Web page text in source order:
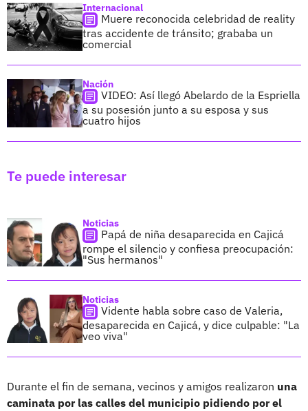
Internacional
Muere reconocida celebridad de reality
tras accidente de tránsito; grababa un
comercial
Nación
VIDEO: Así llegó Abelardo de la Espriella
a su posesión junto a su esposa y sus
cuatro hijos
Te puede interesar
Noticias
Papá de niña desaparecida en Cajicá
rompe el silencio y confiesa preocupación:
"Sus hermanos"
Noticias
Vidente habla sobre caso de Valeria,
desaparecida en Cajicá, y dice culpable: "La
veo viva"
Durante el fin de semana, vecinos y amigos realizaron una
caminata por las calles del municipio pidiendo por el